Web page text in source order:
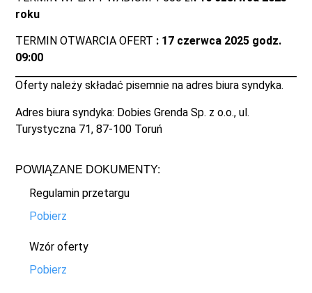
roku
TERMIN OTWARCIA OFERT : 17 czerwca 2025 godz.
09:00
Oferty należy składać pisemnie na adres biura syndyka.
Adres biura syndyka: Dobies Grenda Sp. z o.o., ul.
Turystyczna 71, 87-100 Toruń
POWIĄZANE DOKUMENTY:
Regulamin przetargu
Pobierz
Wzór oferty
Pobierz